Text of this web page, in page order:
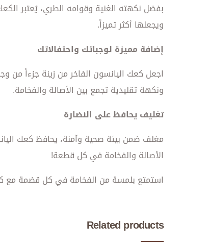
بفضل نكهته الغنية وقوامه الطري، يُعتبر
ويجعلها أكثر تميزاً.
إضافة مميزة لوجباتك واحتفالاتك
اجعل كعك اليانسون الفاخر من زينة جزءاً من
ونكهة تقليدية تجمع بين الأصالة والفخامة.
تغليف يحافظ على النضارة
مغلف ضمن بيئة صحية وآمنة، يحافظ كعك
الأصالة والفخامة في كل قطعة!
استمتع بلمسة من الفخامة في كل قضمة مع
Related products